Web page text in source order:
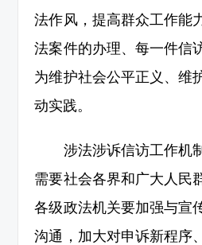
法作风，提高群众工作能
法案件的办理、每一件信
为维护社会公平正义、维
动实践。
涉法涉诉信访工作机制
需要社会各界和广大人民
各级政法机关要加强与宣
沟通，加大对申诉新程序